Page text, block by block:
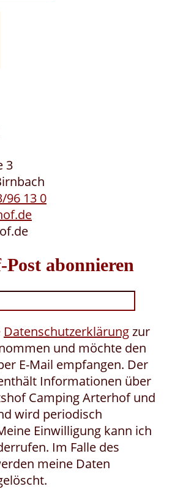
3
96 13 0
abonnieren
Datenschutzerklärungzur
und möchte den
E-Mail empfangen. Der
Informationen über
Camping Arterhof und
wird periodisch
Einwilligung kann ich
Im Falle des
meine Daten